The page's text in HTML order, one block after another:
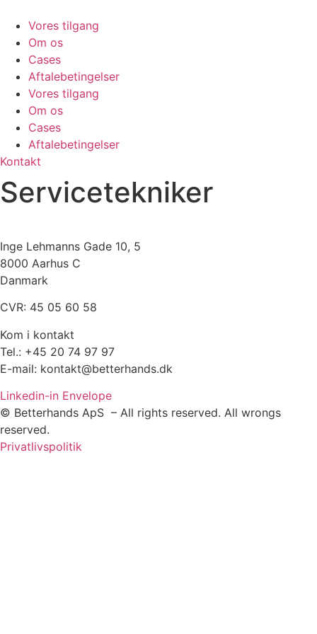
indhold
Vores tilgang
Om os
Cases
Aftalebetingelser
Vores tilgang
Om os
Cases
Aftalebetingelser
Kontakt
Servicetekniker
Inge Lehmanns Gade 10, 5
8000 Aarhus C
Danmark
CVR: 45 05 60 58
Kom i kontakt
Tel.: +45 20 74 97 97
E-mail: kontakt@betterhands.dk
Linkedin-in Envelope
© Betterhands ApS – All rights reserved. All wrongs
reserved.
Privatlivspolitik